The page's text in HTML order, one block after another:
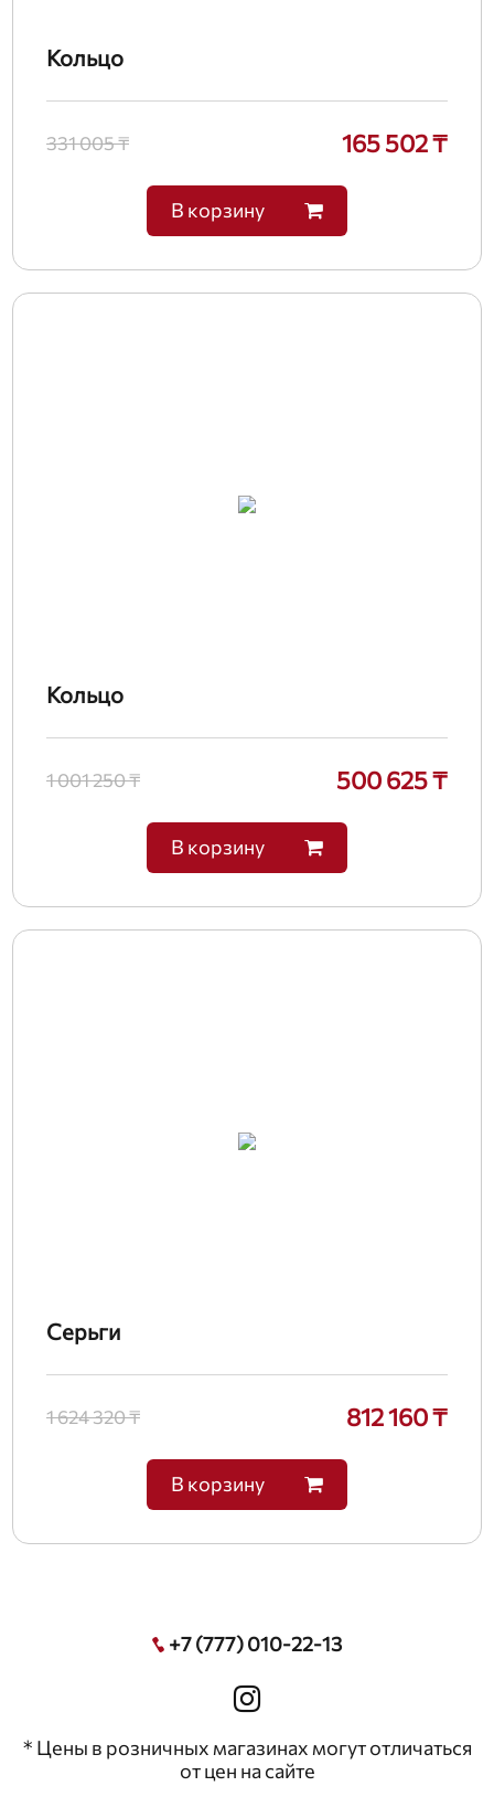
Кольцо
331 005 ₸ 165 502 ₸
В корзину
Кольцо
1 001 250 ₸ 500 625 ₸
В корзину
Серьги
1 624 320 ₸ 812 160 ₸
В корзину
+7 (777) 010-22-13
* Цены в розничных магазинах могут отличаться
от цен на сайте